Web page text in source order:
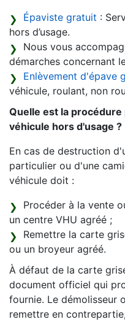
Épaviste gratuit :
hors d’usage.
Nous vous
démarches concernant
Enlèvement d'épave
véhicule, roulant, non
Quelle est la
véhicule hors d'usage ?
En cas de destruction
particulier ou d'une
véhicule doit :
Procéder à la vente
un centre VHU agréé ;
Remettre la carte
ou un broyeur agréé.
À défaut de la carte
document officiel qui
fournie. Le démolisseur
remettre en